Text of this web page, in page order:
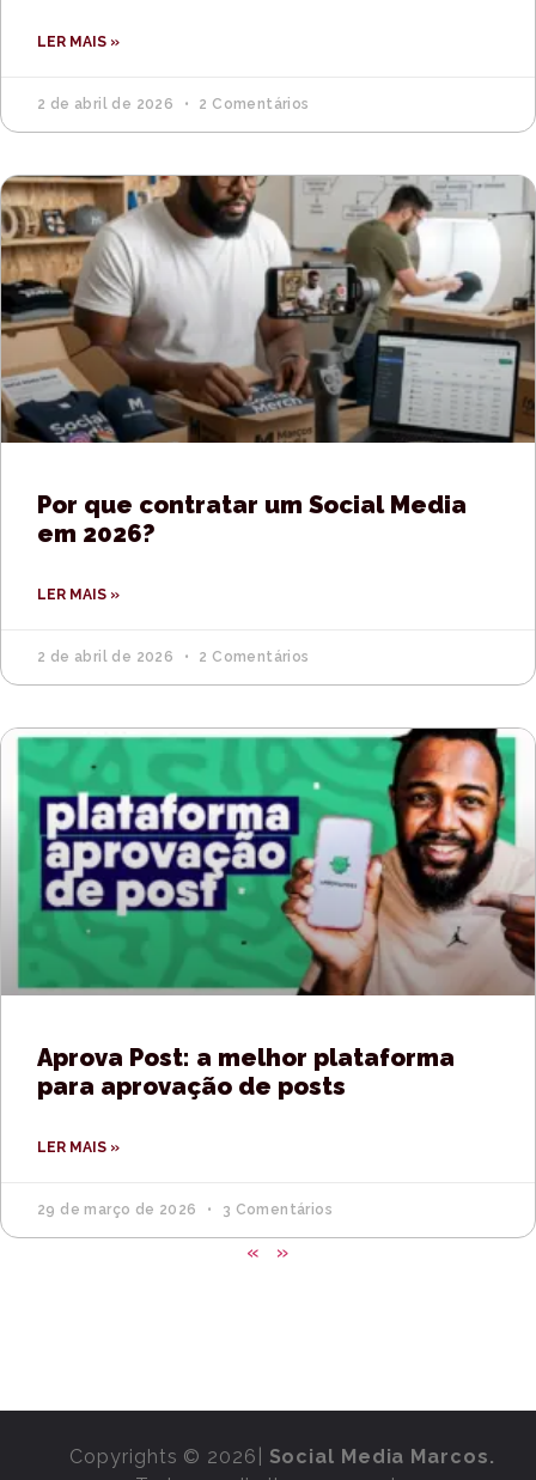
LER MAIS »
2 de abril de 2026 2 Comentários
Por que contratar um Social Media
em 2026?
LER MAIS »
2 de abril de 2026 2 Comentários
Aprova Post: a melhor plataforma
para aprovação de posts
LER MAIS »
29 de março de 2026 3 Comentários
« »
Copyrights © 2026| Social Media Marcos.